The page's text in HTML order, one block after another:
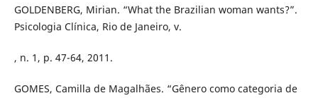
GOLDENBERG, Mirian. “What the Brazilian woman wants?”.
Psicologia Clínica, Rio de Janeiro, v.
, n. 1, p. 47-64, 2011.
GOMES, Camilla de Magalhães. “Gênero como categoria de